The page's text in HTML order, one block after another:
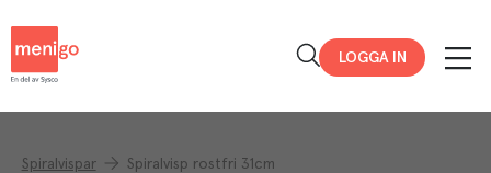
LOGGA IN
Spiralvispar Spiralvisp rostfri 31cm